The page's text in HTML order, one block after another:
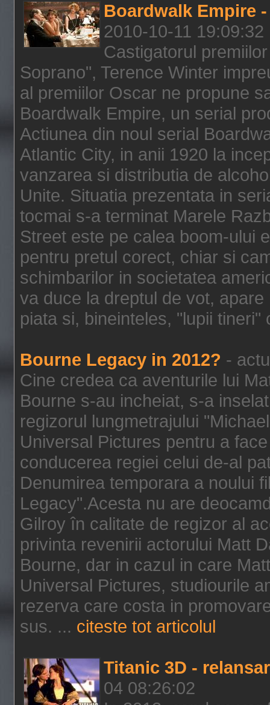
Boardwalk Empire
2010-10-11 19:09:32
Castigatorul
Soprano", Terence Winter
al premiilor Oscar ne propune
Boardwalk Empire, un serial
Actiunea din noul serial
Atlantic City, in anii 1920 la
vanzarea si distributia de
Unite. Situatia prezentata in
tocmai s-a terminat Marele
Street este pe calea boom-ului
pentru pretul corect, chiar si
schimbarilor in societatea
va duce la dreptul de vot,
piata si, bineinteles, "lupii
Bourne Legacy in 2012? -
Cine credea ca aventurile lui
Bourne s-au incheiat, s-a
regizorul lungmetrajului
Universal Pictures pentru a
conducerea regiei celui de-al
Denumirea temporara a noului
Legacy".Acesta nu are
Gilroy în calitate de regizor al
privinta revenirii actorului Matt
Bourne, dar in cazul in care
Universal Pictures, studiourile
rezerva care costa in
sus. ... citeste tot articolul
Titanic 3D -
04 08:26:02